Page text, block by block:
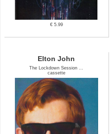
€ 5.99
Elton John
The Lockdown Session ...
cassette